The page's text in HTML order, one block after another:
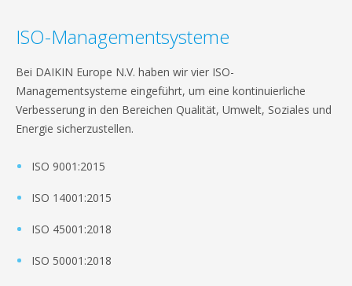
ISO-Managementsysteme
Bei DAIKIN Europe N.V. haben wir vier ISO-
Managementsysteme eingeführt, um eine kontinuierliche
Verbesserung in den Bereichen Qualität, Umwelt, Soziales und
Energie sicherzustellen.
ISO 9001:2015
ISO 14001:2015
ISO 45001:2018
ISO 50001:2018